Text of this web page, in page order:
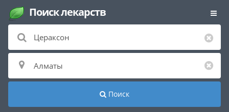
Поиск лекарств
Поиск